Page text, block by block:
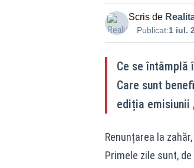
Scris de
Publicat:1 iul.
Ce se întâmplă
Care sunt
ediția emisiunii
Renunțarea la
Primele zile sunt,